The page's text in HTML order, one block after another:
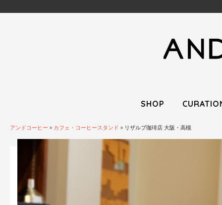
SHOP
アンドコーヒー » カフェ・コーヒースタンド » リザルブ珈琲店 大阪・高槻